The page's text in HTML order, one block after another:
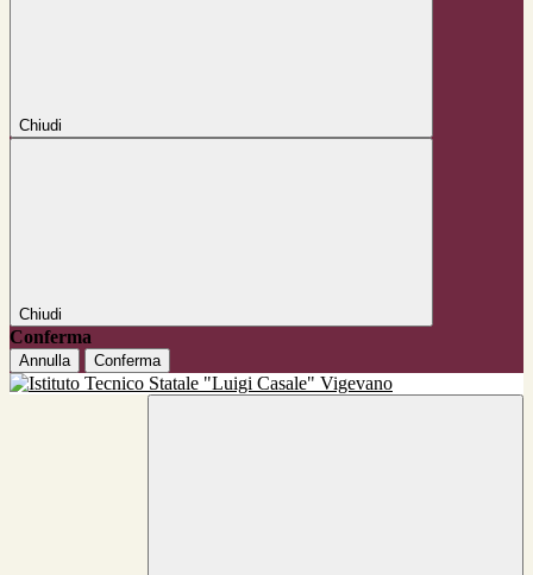
Chiudi
Chiudi
Conferma
Annulla Conferma